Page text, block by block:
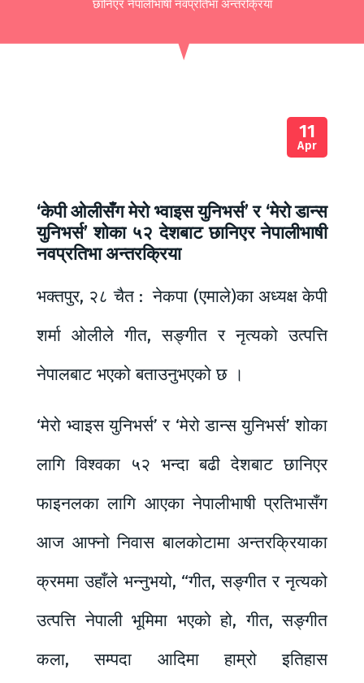
छानिएर नेपालीभाषी नवप्रतिभा अन्तरक्रिया
11
Apr
‘केपी ओलीसँग मेरो भ्वाइस युनिभर्स’ र ‘मेरो डान्स
युनिभर्स’ शोका ५२ देशबाट छानिएर नेपालीभाषी
नवप्रतिभा अन्तरक्रिया
भक्तपुर, २८ चैत : नेकपा (एमाले)का अध्यक्ष केपी
शर्मा ओलीले गीत, सङ्गीत र नृत्यको उत्पत्ति
नेपालबाट भएको बताउनुभएको छ ।
‘मेरो भ्वाइस युनिभर्स’ र ‘मेरो डान्स युनिभर्स’ शोका
लागि विश्वका ५२ भन्दा बढी देशबाट छानिएर
फाइनलका लागि आएका नेपालीभाषी प्रतिभासँग
आज आफ्नो निवास बालकोटामा अन्तरक्रियाका
क्रममा उहाँले भन्नुभयो, “गीत, सङ्गीत र नृत्यको
उत्पत्ति नेपाली भूमिमा भएको हो, गीत, सङ्गीत
कला, सम्पदा आदिमा हाम्रो इतिहास